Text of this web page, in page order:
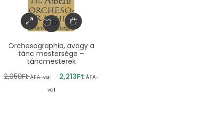
Orchesographia, avagy a
tánc mestersége –
táncmesterek
2,950Ft ÁFA-val 2,213Ft ÁFA-
val